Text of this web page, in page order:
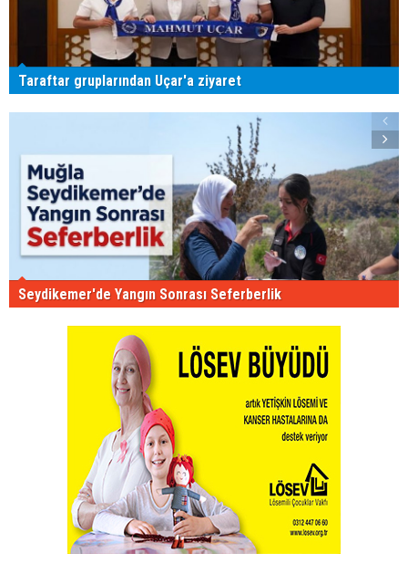
Taraftar gruplarından Uçar'a ziyaret
Seydikemer'de Yangın Sonrası Seferberlik